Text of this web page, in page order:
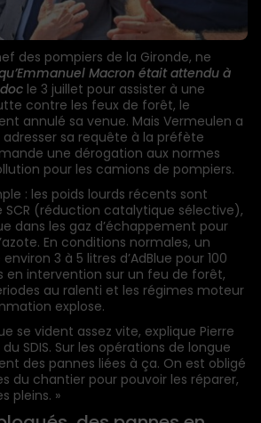
des pompiers de la Gironde, ne
Macron était attendu à
le 3 juillet pour assister à une
contre les feux de forêt, le
annulé sa venue. Mais Vermeulen a
adresser sa requête à la préfète
une dérogation aux normes
pour les camions de pompiers.
: les poids lourds récents sont
SCR (réduction catalytique sélective),
dans les gaz d’échappement pour
En conditions normales, un
3 à 5 litres d’AdBlue pour 100
en intervention sur un feu de forêt,
au ralenti et les régimes moteur
explose.
se vident assez vite, explique Pierre
SDIS. Sur les opérations de longue
des pannes liées à ça. On est obligé
du chantier pour pouvoir les réparer,
pleins. »